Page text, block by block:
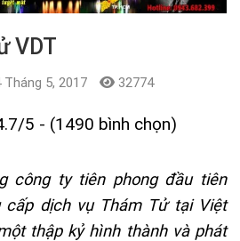
VDT
Tháng 5, 2017 32774
5 - (1490 bình chọn)
công ty tiên phong đầu tiên
cấp dịch vụ Thám Tử tại Việt
thập kỷ hình thành và phát